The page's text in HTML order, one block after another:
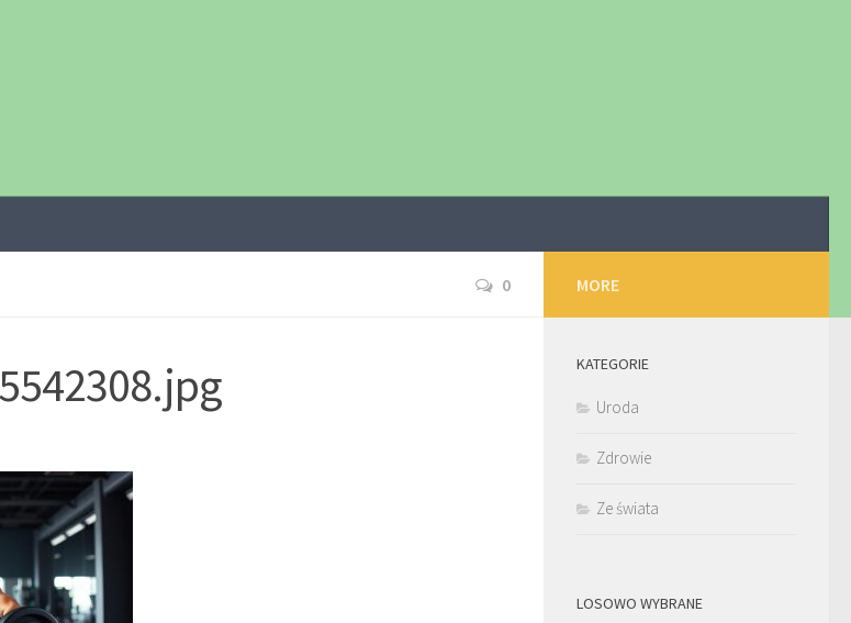
0 MORE
KATEGORIE
Uroda
Zdrowie
Ze świata
LOSOWO WYBRANE